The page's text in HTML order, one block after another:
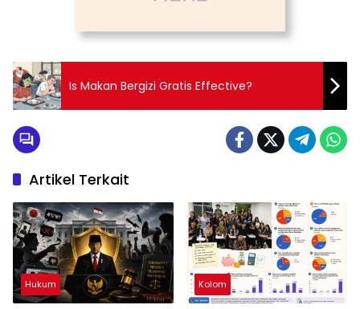
Is Makan Bergizi Gratis Effective?
Artikel Terkait
Hukum Kolom